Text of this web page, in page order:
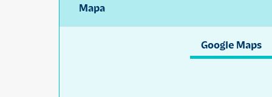
Mapa
Google Maps